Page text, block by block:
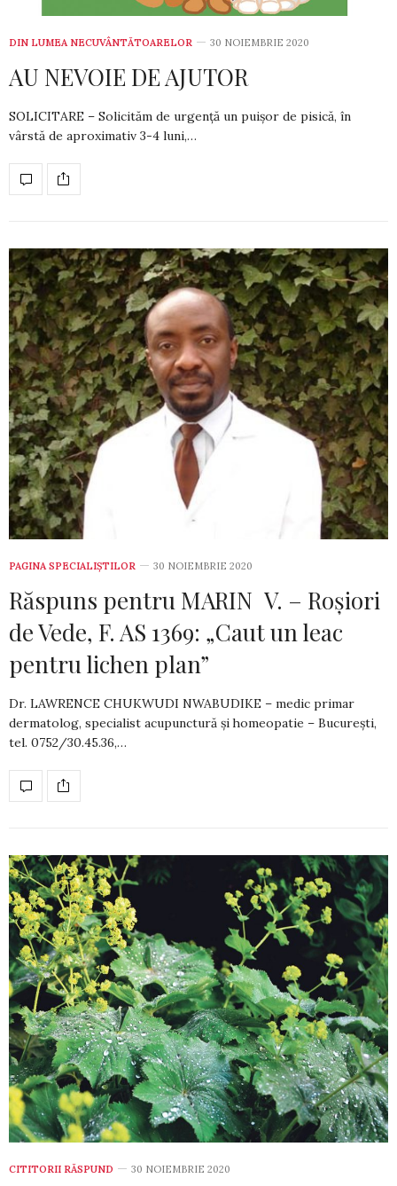
DIN LUMEA NECUVÂNTĂTOARELOR 30 NOIEMBRIE 2020
AU NEVOIE DE AJUTOR
SOLICITARE – Solicităm de ur­gen­ță un puișor de pi­sică, în
vârstă de apro­ximativ 3-4 luni,…
PAGINA SPECIALIȘTILOR 30 NOIEMBRIE 2020
Răspuns pentru MARIN V. – Roșiori
de Vede, F. AS 1369: „Caut un leac
pentru lichen plan”
Dr. LAWRENCE CHUKWUDI NWABUDIKE – medic primar
dermatolog, specialist acupunctură și homeopatie – București,
tel. 0752/30.45.36,…
CITITORII RĂSPUND 30 NOIEMBRIE 2020